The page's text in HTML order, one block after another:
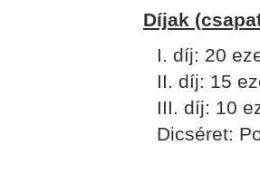
Díjak
I. díj: 20
II. díj: 15
III. díj: 10
Dicséret: